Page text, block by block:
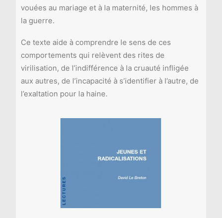
vouées au mariage et à la maternité, les hommes à
la guerre.
Ce texte aide à comprendre le sens de ces
comportements qui relèvent des rites de
virilisation, de l’indifférence à la cruauté infligée
aux autres, de l’incapacité à s’identifier à l’autre, de
l’exaltation pour la haine.